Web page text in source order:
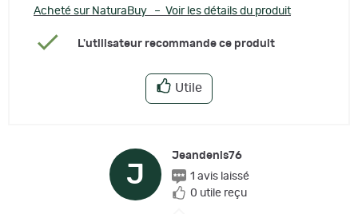
Acheté sur NaturaBuy – Voir les détails du produit
L'utilisateur recommande ce produit
Utile
J
Jeandenis76
1 avis laissé
0 utile reçu